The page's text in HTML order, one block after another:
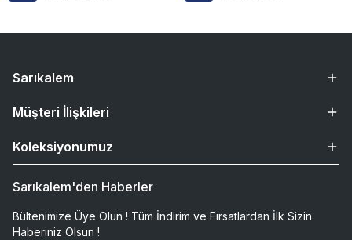
Sarıkalem
Müşteri İlişkileri
Koleksiyonumuz
Sarıkalem'den Haberler
Bültenimize Üye Olun ! Tüm İndirim ve Fırsatlardan İlk Sizin
Haberiniz Olsun !